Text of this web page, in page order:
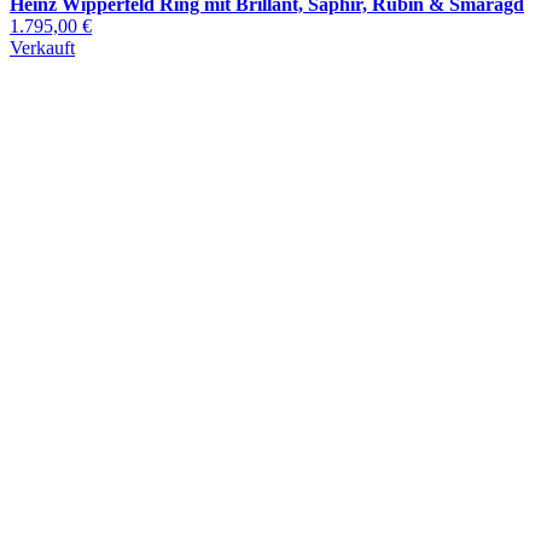
Heinz Wipperfeld Ring mit Brillant, Saphir, Rubin & Smaragd
1.795,00 €
Verkauft